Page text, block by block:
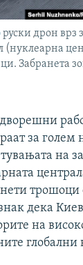
дрон врз
(нуклеарна
Забранета
за голем
на
трошоци
дека Киев
на
глобални